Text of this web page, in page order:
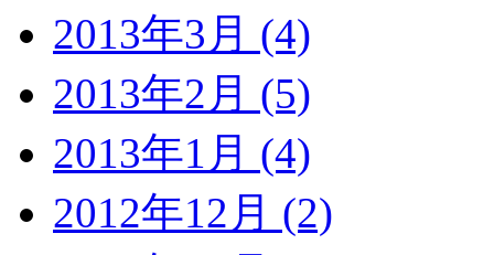
2013年3月 (4)
2013年2月 (5)
2013年1月 (4)
2012年12月 (2)